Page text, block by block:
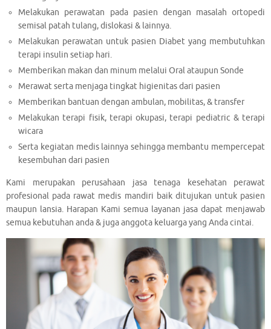
Melakukan perawatan pada pasien dengan masalah ortopedi
semisal patah tulang, dislokasi & lainnya.
Melakukan perawatan untuk pasien Diabet yang membutuhkan
terapi insulin setiap hari.
Memberikan makan dan minum melalui Oral ataupun Sonde
Merawat serta menjaga tingkat higienitas dari pasien
Memberikan bantuan dengan ambulan, mobilitas, & transfer
Melakukan terapi fisik, terapi okupasi, terapi pediatric & terapi
wicara
Serta kegiatan medis lainnya sehingga membantu mempercepat
kesembuhan dari pasien
Kami merupakan perusahaan jasa tenaga kesehatan perawat
profesional pada rawat medis mandiri baik ditujukan untuk pasien
maupun lansia. Harapan Kami semua layanan jasa dapat menjawab
semua kebutuhan anda & juga anggota keluarga yang Anda cintai.